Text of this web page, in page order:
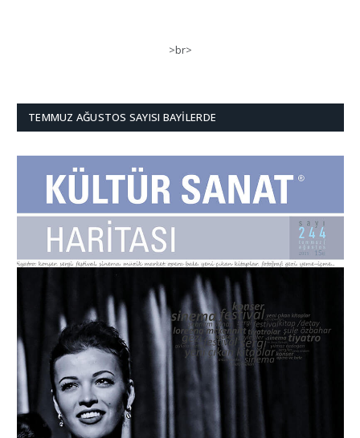
>br>
TEMMUZ AĞUSTOS SAYISI BAYILERDE